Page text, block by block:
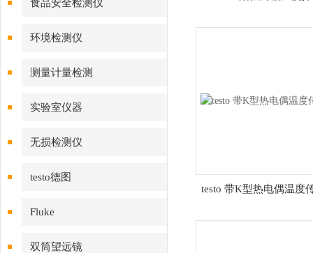
食品安全检测仪
环境检测仪
测量计量检测
实验室仪器
无损检测仪
testo德图
Fluke
双筒望远镜
testo 带K型热电偶温度